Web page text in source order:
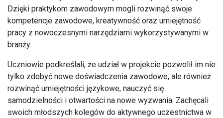
Dzięki praktykom zawodowym mogli rozwinąć swoje
kompetencje zawodowe, kreatywność oraz umiejętność
pracy z nowoczesnymi narzędziami wykorzystywanymi w
branży.
Uczniowie podkreślali, że udział w projekcie pozwolił im nie
tylko zdobyć nowe doświadczenia zawodowe, ale również
rozwinąć umiejętności językowe, nauczyć się
samodzielności i otwartości na nowe wyzwania. Zachęcali
swoich młodszych kolegów do aktywnego uczestnictwa w